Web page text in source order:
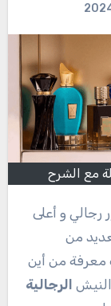
مع الشرح
من
معرفة من أين
الرجالية